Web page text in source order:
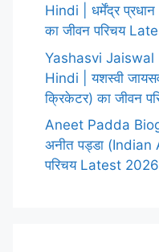
Hindi | धर्मेंद्र
का जीवन परिचय
Yashasvi Jaiswal
Hindi | यशस्वी
क्रिकेटर) का जीवन
Aneet Padda
अनीत पड्डा (Indian
परिचय Latest 2026